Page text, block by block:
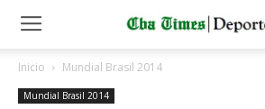
Inicio Mundial Brasil 2014
Mundial Brasil 2014